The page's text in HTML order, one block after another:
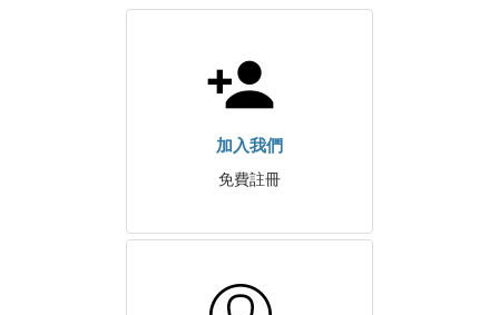
加入我們
免費註冊